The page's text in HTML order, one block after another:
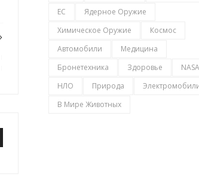
ЕС
Ядерное Оружие
Химическое Оружие
Космос
Автомобили
Медицина
Бронетехника
Здоровье
NASA
НЛО
Природа
В Мире Животных